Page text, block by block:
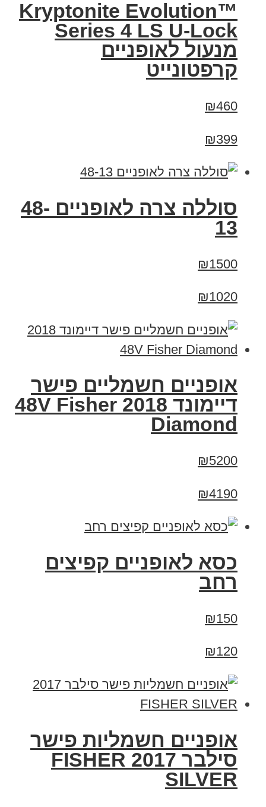
Kryptonite Evolution™
Series 4 LS U-Lock
מנעול לאופניים
קרפטונייט
₪460
₪399
סוללה צרה לאופניים 48-
13
₪1500
₪1020
אופניים חשמליים פישר
דיימונד 2018 48V Fisher
Diamond
₪5200
₪4190
כסא לאופניים קפיצים
רחב
₪150
₪120
אופניים חשמליות פישר
סילבר 2017 FISHER
SILVER